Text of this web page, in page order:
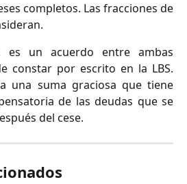
completos. Las fracciones de
es un acuerdo entre ambas
constar por escrito en la LBS.
una suma graciosa que tiene
de las deudas que se
del cese.